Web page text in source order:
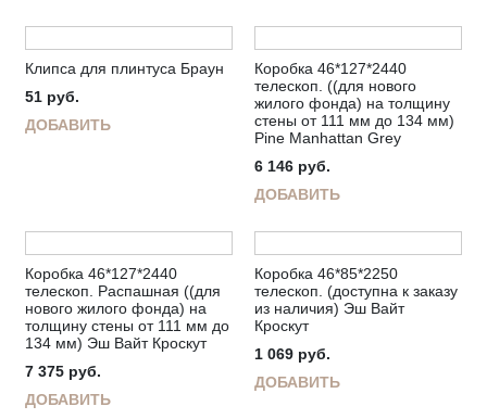
Клипса для плинтуса Браун
51 руб.
ДОБАВИТЬ
Коробка 46*127*2440
телескоп. ((для нового
жилого фонда) на толщину
стены от 111 мм до 134 мм)
Pine Manhattan Grey
6 146 руб.
ДОБАВИТЬ
Коробка 46*127*2440
телескоп. Распашная ((для
нового жилого фонда) на
толщину стены от 111 мм до
134 мм) Эш Вайт Кроскут
7 375 руб.
ДОБАВИТЬ
Коробка 46*85*2250
телескоп. (доступна к заказу
из наличия) Эш Вайт
Кроскут
1 069 руб.
ДОБАВИТЬ